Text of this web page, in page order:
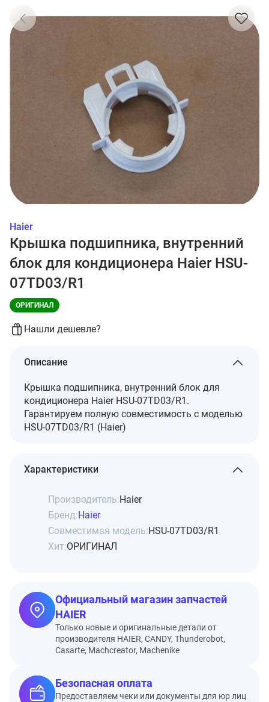
Haier
Крышка подшипника, внутренний
блок для кондиционера Haier HSU-
07TD03/R1
ОРИГИНАЛ
Нашли дешевле?
Описание
Крышка подшипника, внутренний блок для
кондиционера Haier HSU-07TD03/R1.
Гарантируем полную совместимость с моделью
HSU-07TD03/R1 (Haier)
Характеристики
Производитель:Haier
Бренд:Haier
Совместимая модель:HSU-07TD03/R1
Хит:ОРИГИНАЛ
Официальный магазин запчастей
HAIER
Только новые и оригинальные детали от
производителя HAIER, CANDY, Thunderobot,
Casarte, Machcreator, Machenike
Безопасная оплата
Предоставляем чеки или документы для юр лиц